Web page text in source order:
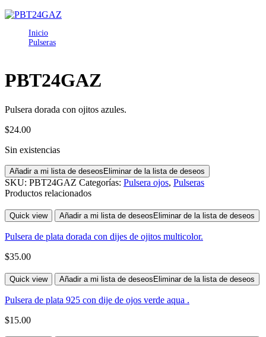
Inicio
Pulseras
PBT24GAZ
Pulsera dorada con ojitos azules.
$24.00
Sin existencias
Añadir a mi lista de deseos Eliminar de la lista de deseos
SKU: PBT24GAZ Categorías: Pulsera ojos, Pulseras
Productos relacionados
Quick view Añadir a mi lista de deseos Eliminar de la lista de deseos
Pulsera de plata dorada con dijes de ojitos multicolor.
$35.00
Quick view Añadir a mi lista de deseos Eliminar de la lista de deseos
Pulsera de plata 925 con dije de ojos verde aqua .
$15.00